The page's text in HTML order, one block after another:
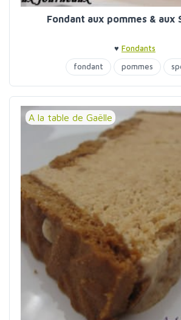
Fondant aux pommes & aux
♥ Fondants
fondant
pommes
A la table de Gaëlle